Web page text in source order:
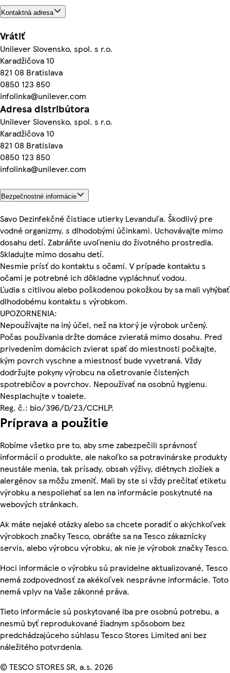
Kontaktná adresa
Vrátiť
Unilever Slovensko, spol. s r.o.
Karadžičova 10
821 08 Bratislava
0850 123 850
infolinka@unilever.com
Adresa distribútora
Unilever Slovensko, spol. s r.o.
Karadžičova 10
821 08 Bratislava
0850 123 850
infolinka@unilever.com
Bezpečnostné informácie
Savo Dezinfekčné čistiace utierky Levanduľa. Škodlivý pre
vodné organizmy, s dlhodobými účinkami. Uchovávajte mimo
dosahu detí. Zabráňte uvoľneniu do životného prostredia.
Skladujte mimo dosahu detí.
Nesmie prísť do kontaktu s očami. V prípade kontaktu s
očami je potrebné ich dôkladne vypláchnuť vodou.
Ľudia s citlivou alebo poškodenou pokožkou by sa mali vyhýbať
dlhodobému kontaktu s výrobkom.
UPOZORNENIA:
Nepoužívajte na iný účel, než na ktorý je výrobok určený.
Počas používania držte domáce zvieratá mimo dosahu. Pred
privedením domácich zvierat späť do miestnosti počkajte,
kým povrch vyschne a miestnosť bude vyvetraná. Vždy
dodržujte pokyny výrobcu na ošetrovanie čistených
spotrebičov a povrchov. Nepoužívať na osobnú hygienu.
Nesplachujte v toalete.
Reg. č.: bio/396/D/23/CCHLP.
Príprava a použitie
Robíme všetko pre to, aby sme zabezpečili správnosť
informácií o produkte, ale nakoľko sa potravinárske produkty
neustále menia, tak prísady, obsah výživy, diétnych zložiek a
alergénov sa môžu zmeniť. Mali by ste si vždy prečítať etiketu
výrobku a nespoliehať sa len na informácie poskytnuté na
webových stránkach.
Ak máte nejaké otázky alebo sa chcete poradiť o akýchkoľvek
výrobkoch značky Tesco, obráťte sa na Tesco zákaznícky
servis, alebo výrobcu výrobku, ak nie je výrobok značky Tesco.
Hoci informácie o výrobku sú pravidelne aktualizované, Tesco
nemá zodpovednosť za akékoľvek nesprávne informácie. Toto
nemá vplyv na Vaše zákonné práva.
Tieto informácie sú poskytované iba pre osobnú potrebu, a
nesmú byť reprodukované žiadnym spôsobom bez
predchádzajúceho súhlasu Tesco Stores Limited ani bez
náležitého potvrdenia.
© TESCO STORES SR, a.s. 2026